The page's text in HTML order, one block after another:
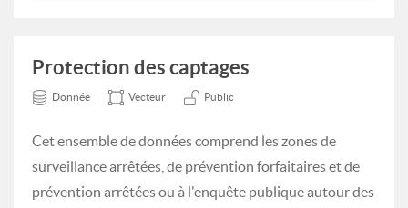
Protection des captages
Donnée Vecteur Public
Cet ensemble de données comprend les zones de
surveillance arrêtées, de prévention forfaitaires et de
prévention arrêtées ou à l'enquête publique autour des